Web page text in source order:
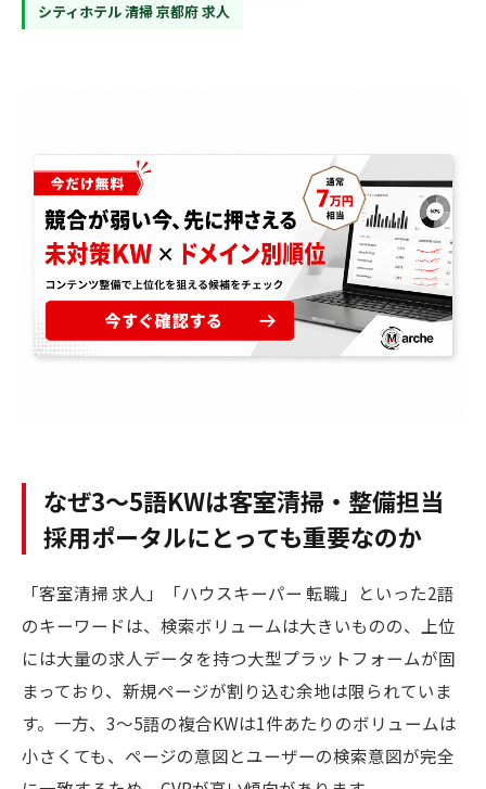
シティホテル 清掃 京都府 求人
なぜ3〜5語KWは客室清掃・整備担当
採用ポータルにとっても重要なのか
「客室清掃 求人」「ハウスキーパー 転職」といった2語
のキーワードは、検索ボリュームは大きいものの、上位
には大量の求人データを持つ大型プラットフォームが固
まっており、新規ページが割り込む余地は限られていま
す。一方、3〜5語の複合KWは1件あたりのボリュームは
小さくても、ページの意図とユーザーの検索意図が完全